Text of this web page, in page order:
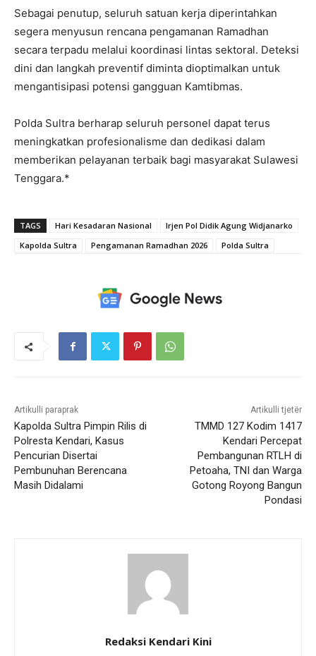
Sebagai penutup, seluruh satuan kerja diperintahkan
segera menyusun rencana pengamanan Ramadhan
secara terpadu melalui koordinasi lintas sektoral. Deteksi
dini dan langkah preventif diminta dioptimalkan untuk
mengantisipasi potensi gangguan Kamtibmas.
Polda Sultra berharap seluruh personel dapat terus
meningkatkan profesionalisme dan dedikasi dalam
memberikan pelayanan terbaik bagi masyarakat Sulawesi
Tenggara.*
TAGS Hari Kesadaran Nasional
Irjen Pol Didik Agung Widjanarko
Kapolda Sultra
Pengamanan Ramadhan 2026 Polda Sultra
Artikulli paraprak
Kapolda Sultra Pimpin Rilis di
Polresta Kendari, Kasus
Pencurian Disertai
Pembunuhan Berencana
Masih Didalami
Artikulli tjetër
TMMD 127 Kodim 1417
Kendari Percepat
Pembangunan RTLH di
Petoaha, TNI dan Warga
Gotong Royong Bangun
Pondasi
Redaksi Kendari Kini